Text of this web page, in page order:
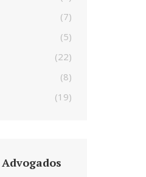
(7)
(5)
(22)
(8)
(19)